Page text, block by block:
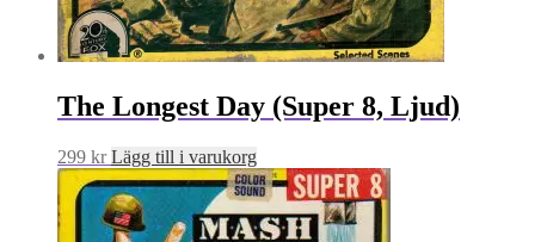
The Longest Day (Super 8, Ljud)
299 kr Lägg till i varukorg